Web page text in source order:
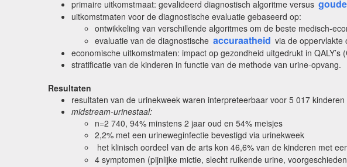
primaire uitkomstmaat: gevalideerd diagnostisch algoritme versus
uitkomstmaten voor de diagnostische evaluatie gebaseerd op:
ontwikkeling van verschillende algoritmes om de beste medisch-
evaluatie van de diagnostische accuraatheid via de oppervlakte
economische uitkomstmaten: impact op gezondheid uitgedrukt in
stratificatie van de kinderen in functie van de methode van urine-opvang.
Resultaten
resultaten van de urinekweek waren interpreteerbaar voor 5 017 kinderen
midstream-urinestaal:
n=2 740, 94% minstens 2 jaar oud en 54% meisjes
2,2% met een urineweginfectie bevestigd via urinekweek
het klinisch oordeel van de arts kon 46,6% van de kinderen met
4 symptomen (pijnlijke mictie, slecht ruikende urine,